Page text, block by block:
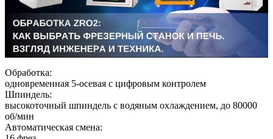
Обработка:
одновременная 5-осевая с цифровым контролем
Шпиндель:
высокоточный шпиндель с водяным охлаждением, до 80000
об/мин
Автоматическая смена: